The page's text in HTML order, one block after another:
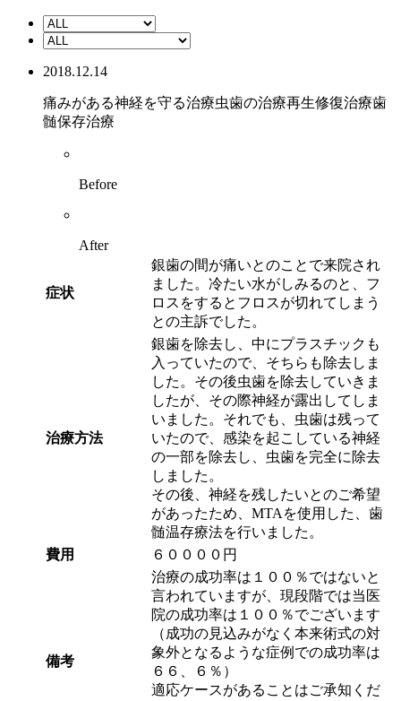
2018.12.14
痛みがある神経を守る治療虫歯の治療再生修復治療歯
髄保存治療
Before
After
症状
銀歯の間が痛いとのことで来院され
ました。冷たい水がしみるのと、フ
ロスをするとフロスが切れてしまう
との主訴でした。
治療方法
銀歯を除去し、中にプラスチックも
入っていたので、そちらも除去しま
した。その後虫歯を除去していきま
したが、その際神経が露出してしま
いました。それでも、虫歯は残って
いたので、感染を起こしている神経
の一部を除去し、虫歯を完全に除去
しました。
その後、神経を残したいとのご希望
があったため、MTAを使用した、歯
髄温存療法を行いました。
費用
６００００円
備考
治療の成功率は１００％ではないと
言われていますが、現段階では当医
院の成功率は１００％でございます
（成功の見込みがなく本来術式の対
象外となるような症例での成功率は
６６、６％）
適応ケースがあることはご承知くだ